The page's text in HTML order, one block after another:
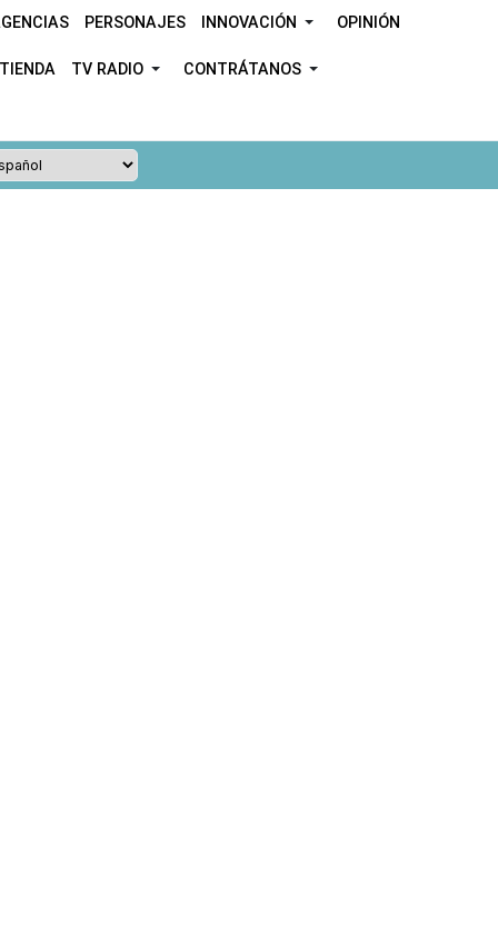
PERSONAJES INNOVACIÓN OPINIÓN
TIENDA TV RADIO CONTRÁTANOS